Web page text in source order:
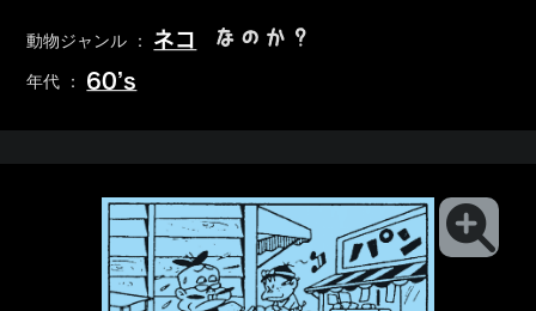
動物ジャンル ： ネコ なのか？
年代 ： 60’s